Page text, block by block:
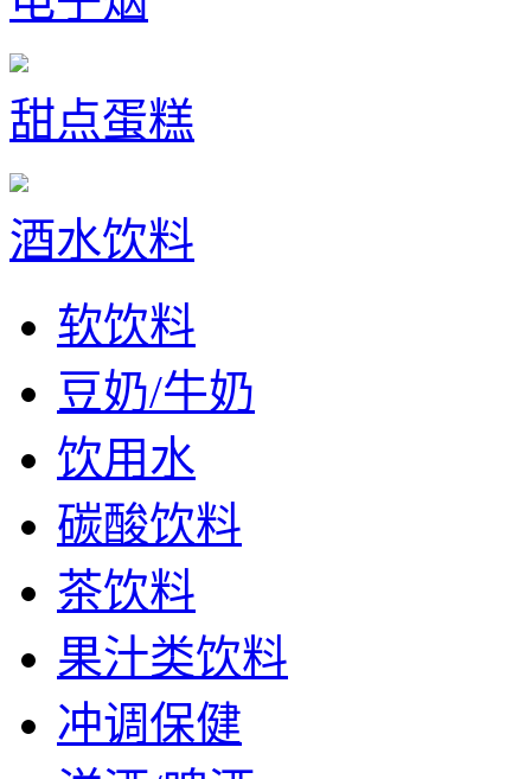
甜点蛋糕
酒水饮料
软饮料
豆奶/牛奶
饮用水
碳酸饮料
茶饮料
果汁类饮料
冲调保健